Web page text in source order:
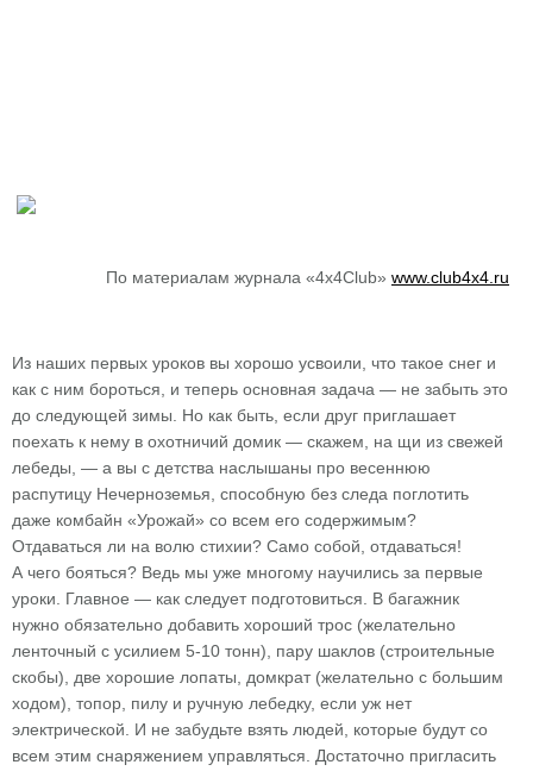
По материалам журнала «4x4Club» www.club4x4.ru
Из наших первых уроков вы хорошо усвоили, что такое снег и
как с ним бороться, и теперь основная задача — не забыть это
до следующей зимы. Но как быть, если друг приглашает
поехать к нему в охотничий домик — скажем, на щи из свежей
лебеды, — а вы с детства наслышаны про весеннюю
распутицу Нечерноземья, способную без следа поглотить
даже комбайн «Урожай» со всем его содержимым?
Отдаваться ли на волю стихии? Само собой, отдаваться!
А чего бояться? Ведь мы уже многому научились за первые
уроки. Главное — как следует подготовиться. В багажник
нужно обязательно добавить хороший трос (желательно
ленточный с усилием 5-10 тонн), пару шаклов (строительные
скобы), две хорошие лопаты, домкрат (желательно с большим
ходом), топор, пилу и ручную лебедку, если уж нет
электрической. И не забудьте взять людей, которые будут со
всем этим снаряжением управляться. Достаточно пригласить